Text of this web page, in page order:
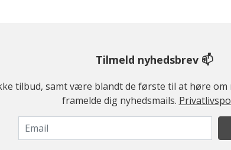
Tilmeld nyhedsbrev 📫
tilbud, samt være blandt de første til at høre
framelde dig nyhedsmails.